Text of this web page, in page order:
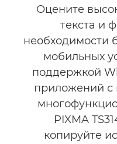
Оцените
текста и
необходимости
мобильных
поддержкой
приложений с
PIXMA
копируйте